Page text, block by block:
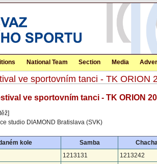
National Team Section Media
ve sportovním tanci - TK ORION
ve sportovním tanci - TK ORION
studio DIAMOND Bratislava (SVK)
kole Samba
1213131 1213242